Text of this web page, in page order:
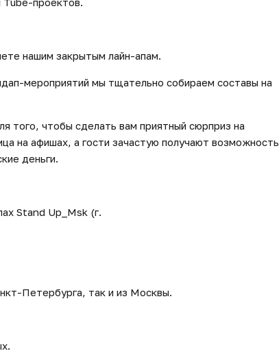
нашим закрытым лайн-апам.
мероприятий мы тщательно собираем составы на
того, чтобы сделать вам приятный сюрприз на
на афишах, а гости зачастую получают возможность
деньги.
Stand Up_Msk (г.
Петербурга, так и из Москвы.